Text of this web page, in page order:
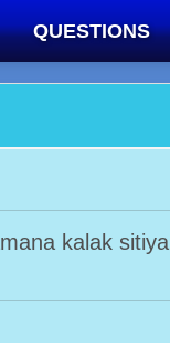
QUESTIONS
kalak sitiya